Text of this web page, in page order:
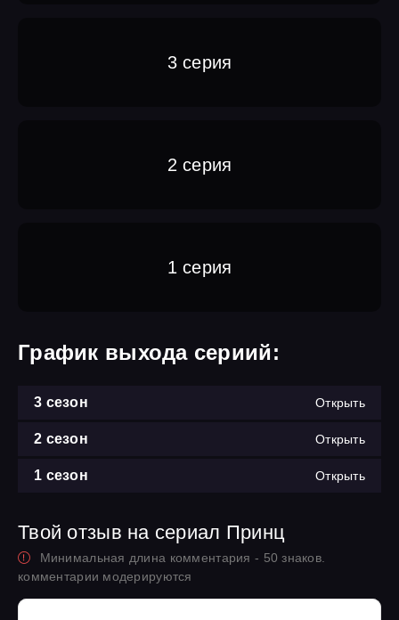
3 серия
2 серия
1 серия
График выхода сериий:
3 сезон Открыть
2 сезон Открыть
1 сезон Открыть
Твой отзыв на сериал Принц
Минимальная длина комментария - 50 знаков.
комментарии модерируются